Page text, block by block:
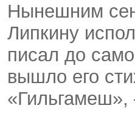
Нынешним
Липкину
писал до
вышло его